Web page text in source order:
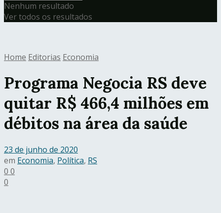
Nenhum resultado
Ver todos os resultados
Home Editorias Economia
Programa Negocia RS deve
quitar R$ 466,4 milhões em
débitos na área da saúde
23 de junho de 2020
em Economia, Política, RS
0 0
0